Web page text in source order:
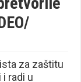
za zaštitu
i radi u